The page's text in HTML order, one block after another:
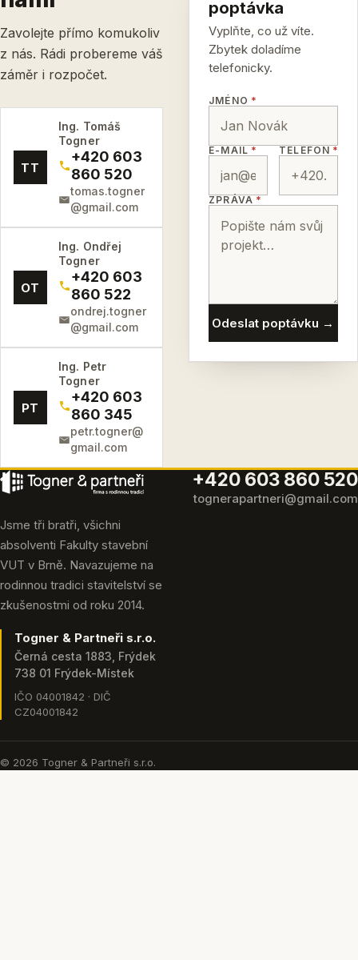
Zavolejte přímo komukoliv
z nás. Rádi probereme váš
záměr i rozpočet.
TT
Ing. Tomáš
Togner
+420 603
860 520
tomas.togner
@gmail.com
OT
Ing. Ondřej
Togner
+420 603
860 522
ondrej.togner
@gmail.com
PT
Ing. Petr
Togner
+420 603
860 345
petr.togner@
gmail.com
poptávka
Vyplňte, co už víte.
Zbytek doladíme
telefonicky.
JMÉNO *
E-MAIL * TELEFON *
ZPRÁVA *
Odeslat poptávku →
Jsme tři bratři, všichni
absolventi Fakulty stavební
VUT v Brně. Navazujeme na
rodinnou tradici stavitelství se
zkušenostmi od roku 2014.
Togner & Partneři s.r.o.
Černá cesta 1883, Frýdek
738 01 Frýdek-Místek
IČO 04001842 · DIČ
CZ04001842
+420 603 860 520
tognerapartneri@gmail.com
© 2026 Togner & Partneři s.r.o.